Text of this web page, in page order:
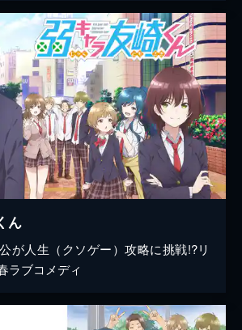
ん
が人生（クソゲー）攻略に挑戦!?リ
ラブコメディ